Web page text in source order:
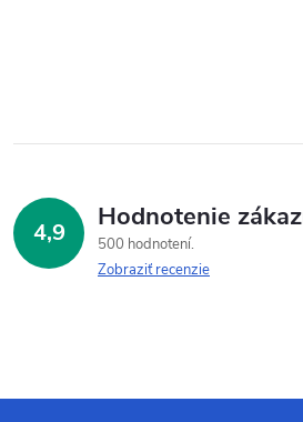
4,9 Hodnotenie
500 hodnotení
Zobraziť recenzie